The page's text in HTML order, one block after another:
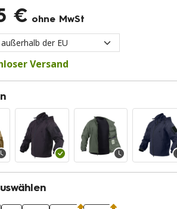
€ ohne MwSt
Versand